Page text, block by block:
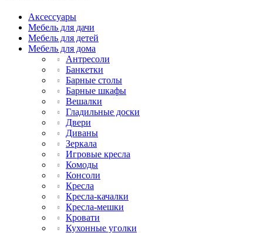
Аксессуары
Мебель для дачи
Мебель для детей
Мебель для дома
Антресоли
Банкетки
Барные столы
Барные шкафы
Вешалки
Гладильные доски
Двери
Диваны
Зеркала
Игровые кресла
Комоды
Консоли
Кресла
Кресла-качалки
Кресла-мешки
Кровати
Кухонные уголки